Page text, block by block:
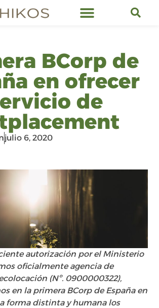
BCorp de
en ofrecer
de
julio 6, 2020
autorización por el Ministerio
oficialmente agencia de
(Nº. 0900000322),
en la primera BCorp de España en
forma distinta y humana los